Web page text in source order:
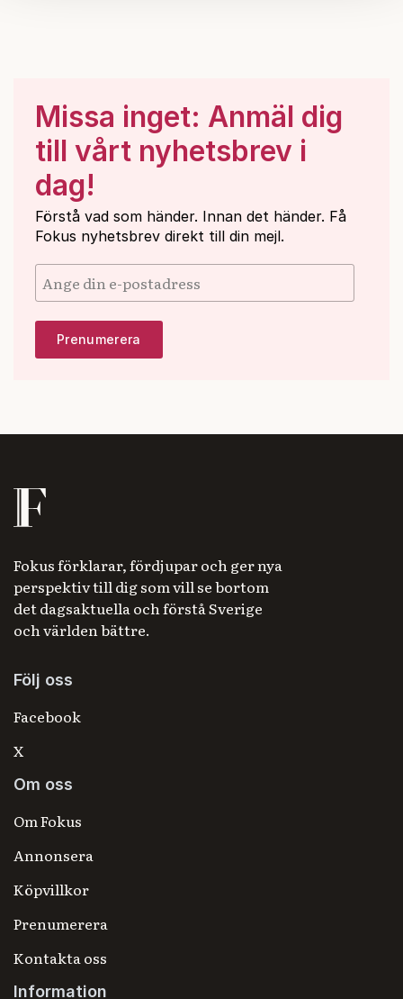
Missa inget: Anmäl dig
till vårt nyhetsbrev i
dag!
Förstå vad som händer. Innan det händer. Få
Fokus nyhetsbrev direkt till din mejl.
Fokus förklarar, fördjupar och ger nya
perspektiv till dig som vill se bortom
det dagsaktuella och förstå Sverige
och världen bättre.
Följ oss
Facebook
X
Om oss
Om Fokus
Annonsera
Köpvillkor
Prenumerera
Kontakta oss
Information